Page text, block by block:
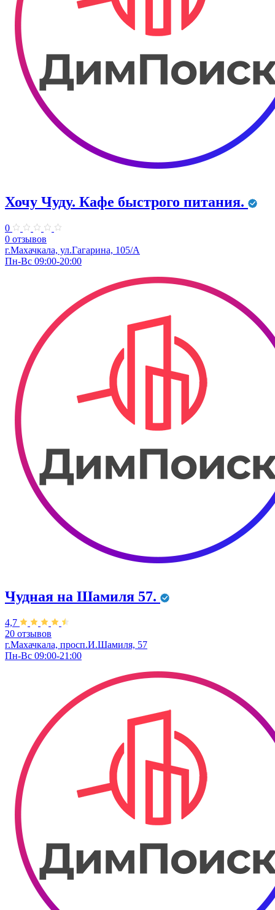
Хочу Чуду. Кафе быстрого питания.
0
0 отзывов
г.Махачкала, ул.Гагарина, 105/А
Пн-Вс 09:00-20:00
Чудная на Шамиля 57.
4,7
20 отзывов
г.Махачкала, просп.И.Шамиля, 57
Пн-Вс 09:00-21:00